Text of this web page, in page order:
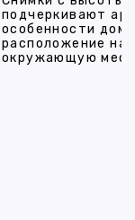
подчеркивают
особенности
расположение на
окружающую